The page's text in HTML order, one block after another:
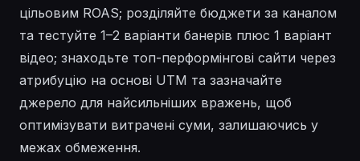
цільовим ROAS; розділяйте бюджети за каналом
та тестуйте 1–2 варіанти банерів плюс 1 варіант
відео; знаходьте топ-перформінгові сайти через
атрибуцію на основі UTM та зазначайте
джерело для найсильніших вражень, щоб
оптимізувати витрачені суми, залишаючись у
межах обмеження.